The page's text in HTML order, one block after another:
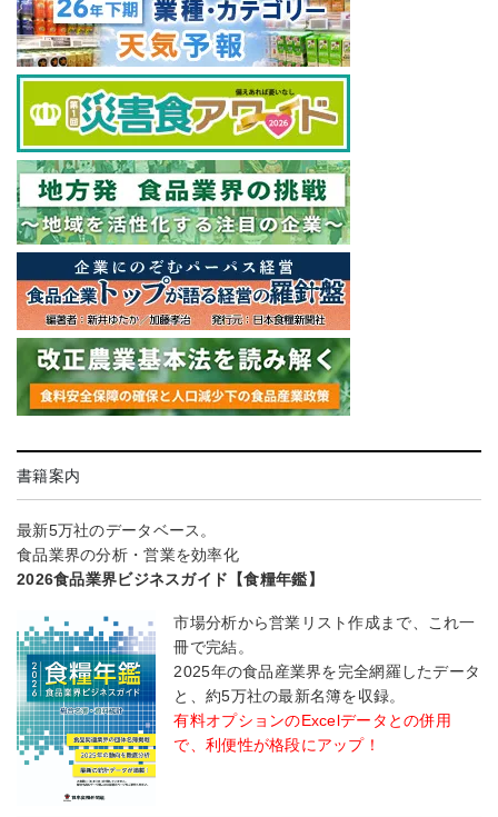
書籍案内
最新5万社のデータベース。
食品業界の分析・営業を効率化
2026食品業界ビジネスガイド【食糧年鑑】
市場分析から営業リスト作成まで、これ一
冊で完結。
2025年の食品産業界を完全網羅したデータ
と、約5万社の最新名簿を収録。
有料オプションのExcelデータとの併用
で、利便性が格段にアップ！